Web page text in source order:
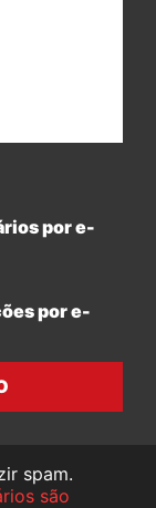
por e-
por e-
spam.
são